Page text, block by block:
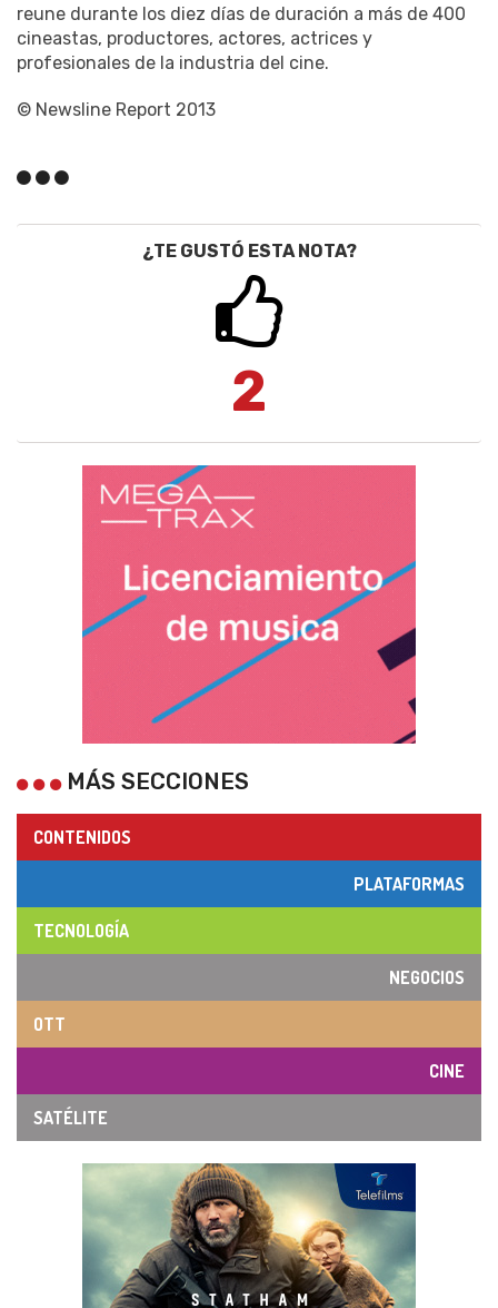
reune durante los diez días de duración a más de 400
cineastas, productores, actores, actrices y
profesionales de la industria del cine.
© Newsline Report 2013
¿TE GUSTÓ ESTA NOTA?
2
MÁS SECCIONES
CONTENIDOS
PLATAFORMAS
TECNOLOGÍA
NEGOCIOS
OTT
CINE
SATÉLITE